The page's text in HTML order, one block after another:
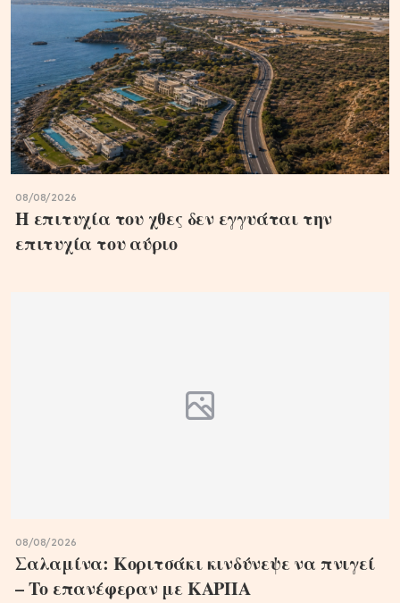
08/08/2026
Η επιτυχία του χθες δεν εγγυάται την
επιτυχία του αύριο
08/08/2026
Σαλαμίνα: Κοριτσάκι κινδύνεψε να πνιγεί
– Το επανέφεραν με ΚΑΡΠΑ